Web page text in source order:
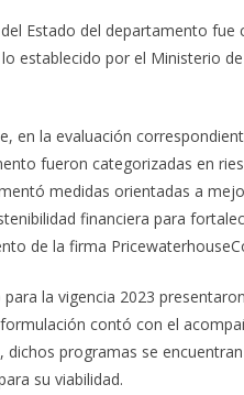
Estado del departamento fue
establecido por el Ministerio de
en la evaluación
fueron categorizadas en
medidas orientadas a
financiera para
de la firma
la vigencia 2023
contó con el
dichos programas se
su viabilidad.